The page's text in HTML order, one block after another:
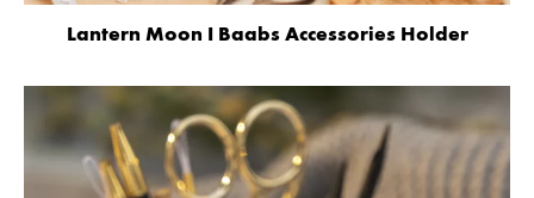
Lantern Moon I Baabs Accessories Holder